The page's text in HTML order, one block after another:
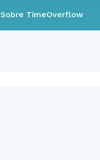
Sobre TimeOverflow